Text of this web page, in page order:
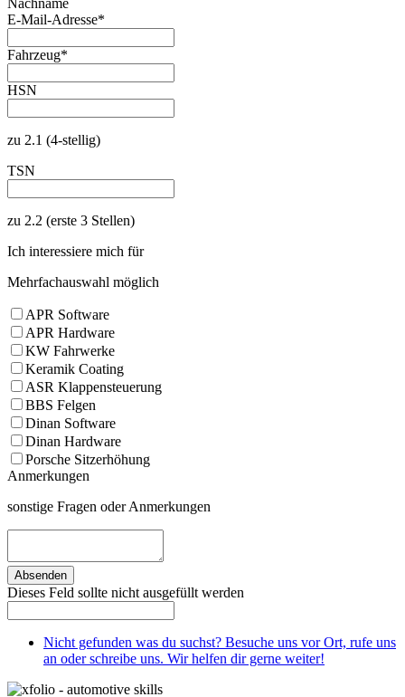
Nachname
E-Mail-Adresse*
Fahrzeug*
HSN
zu 2.1 (4-stellig)
TSN
zu 2.2 (erste 3 Stellen)
Ich interessiere mich für
Mehrfachauswahl möglich
APR Software
APR Hardware
KW Fahrwerke
Keramik Coating
ASR Klappensteuerung
BBS Felgen
Dinan Software
Dinan Hardware
Porsche Sitzerhöhung
Anmerkungen
sonstige Fragen oder Anmerkungen
Absenden
Dieses Feld sollte nicht ausgefüllt werden
Nicht gefunden was du suchst? Besuche uns vor Ort, rufe uns
an oder schreibe uns. Wir helfen dir gerne weiter!